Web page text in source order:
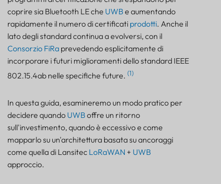
e arresto
Micro-geofencing per la sicurezza e la conformità
AGV, robot e flussi di lavoro per la prevenzione
delle collisioni
UWB vs BLE vs AoA: Guida comparativa al
posizionamento indoor
Architettura di ancoraggio UWB per RTLS
Come capire se hai bisogno di un sistema di
posizionamento indoor UWB
1) Quali decisioni automatizzi in base alla posizione?
2) Qual è il costo di un errore?
3) Quanto è ostile l'ambiente RF?
4) Quanti oggetti si muovono
coprire sia Bluetooth LE che UWB e aumentando
rapidamente il numero di certificati prodotti. Anche il
lato degli standard continua a evolversi, con il
Consorzio FiRa prevedendo esplicitamente di
incorporare i futuri miglioramenti dello standard IEEE
802.15.4ab nelle specifiche future. (1)
In questa guida, esamineremo un modo pratico per
decidere quando UWB offre un ritorno
sull'investimento, quando è eccessivo e come
mapparlo su un'architettura basata su ancoraggi
come quella di Lansitec LoRaWAN + UWB
approccio.